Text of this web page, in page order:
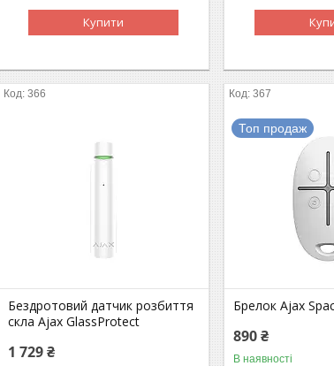
Купити
366
Бездротовий датчик розбиття
скла Ajax GlassProtect
1 729 ₴
367
Топ продаж
Брелок Ajax
890 ₴
В наявності